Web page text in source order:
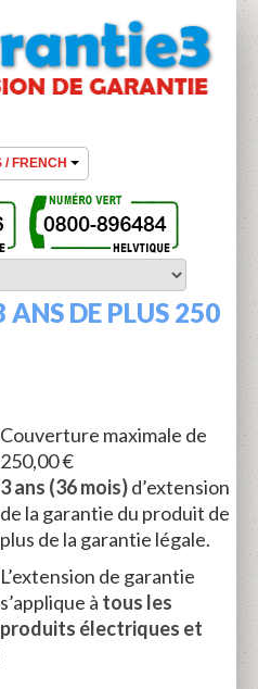
DE PLUS 250
Couverture maximale de
250,00 €
3 ans (36 mois)d’extension
de la garantie du produit de
plus de la garantie légale.
L’extension de garantie
s’applique à tous les
produits électriques et